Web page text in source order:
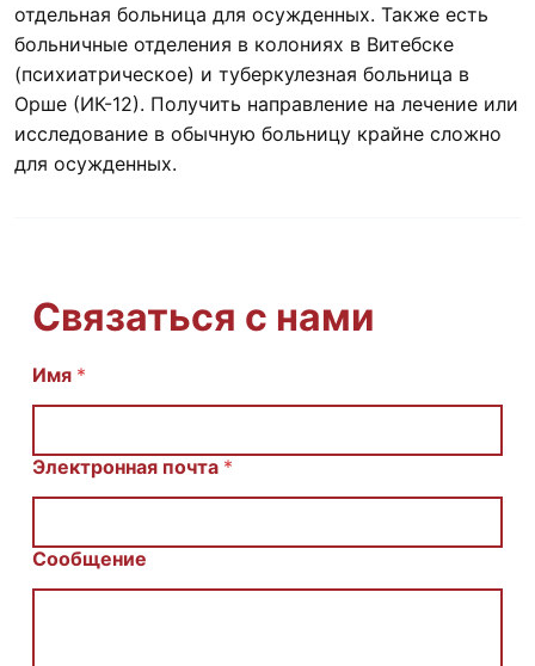
отдельная больница для осужденных. Также есть
больничные отделения в колониях в Витебске
(психиатрическое) и туберкулезная больница в
Орше (ИК-12). Получить направление на лечение или
исследование в обычную больницу крайне сложно
для осужденных.
Связаться с нами
Имя *
Электронная почта *
С
щ
е
Сообщение